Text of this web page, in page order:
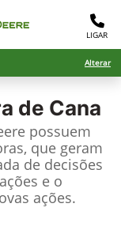
LIGAR
Alterar
de Cana
possuem
que geram
de decisões
e o
ações.